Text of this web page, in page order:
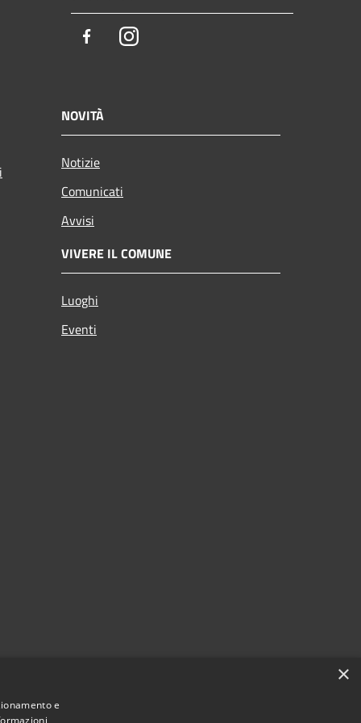
FacebookInstagram
NOVITÀ
Notizie
Comunicati
Avvisi
VIVERE IL COMUNE
Luoghi
Eventi
×
e